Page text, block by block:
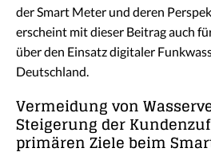
der Smart Meter und deren
erscheint mit dieser Beitrag auch
über den Einsatz digitaler
Deutschland.
Vermeidung von
Steigerung der
primären Ziele beim